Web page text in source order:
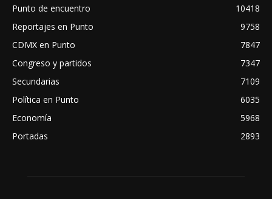
Punto de encuentro
10418
Reportajes en Punto
9758
CDMX en Punto
7847
Congreso y partidos
7347
Secundarias
7109
Política en Punto
6035
Economía
5968
Portadas
2893